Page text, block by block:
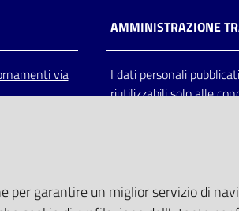
via
AMMINISTRAZIONE
I dati personali
riutilizzabili solo alle
per garantire un miglior servizio di